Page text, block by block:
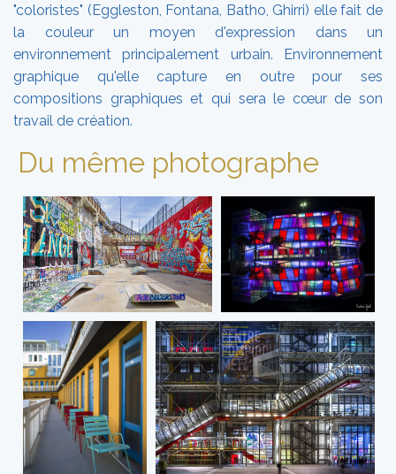
"coloristes" (Eggleston, Fontana, Batho, Ghirri) elle fait de
la couleur un moyen d'expression dans un
environnement principalement urbain. Environnement
graphique qu'elle capture en outre pour ses
compositions graphiques et qui sera le cœur de son
travail de création.
Du même photographe